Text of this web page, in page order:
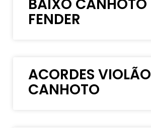
BAIXO CANHOTO
FENDER
ACORDES VIOLÃO
CANHOTO